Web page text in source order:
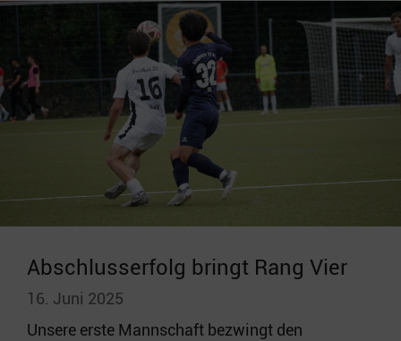
Abschlusserfolg bringt Rang Vier
16. Juni 2025
Unsere erste Mannschaft bezwingt den